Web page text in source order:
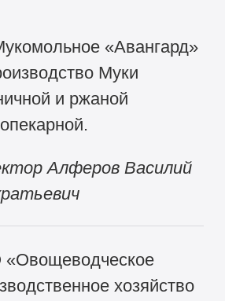
«Авангард»
Муки
и ржаной
Алферов Василий
хозяйство